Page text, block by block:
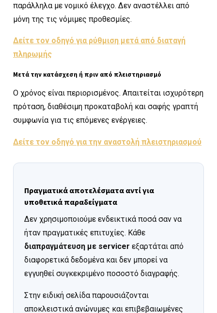
παράλληλα με νομικό έλεγχο. Δεν αναστέλλει από
μόνη της τις νόμιμες προθεσμίες.
Δείτε τον οδηγό για ρύθμιση μετά από διαταγή
πληρωμής
Μετά την κατάσχεση ή πριν από πλειστηριασμό
Ο χρόνος είναι περιορισμένος. Απαιτείται ισχυρότερη
πρόταση, διαθέσιμη προκαταβολή και σαφής γραπτή
συμφωνία για τις επόμενες ενέργειες.
Δείτε τον οδηγό για την αναστολή πλειστηριασμού
Πραγματικά αποτελέσματα αντί για
υποθετικά παραδείγματα
Δεν χρησιμοποιούμε ενδεικτικά ποσά σαν να
ήταν πραγματικές επιτυχίες. Κάθε
διαπραγμάτευση με servicer εξαρτάται από
διαφορετικά δεδομένα και δεν μπορεί να
εγγυηθεί συγκεκριμένο ποσοστό διαγραφής.
Στην ειδική σελίδα παρουσιάζονται
αποκλειστικά ανώνυμες και επιβεβαιωμένες